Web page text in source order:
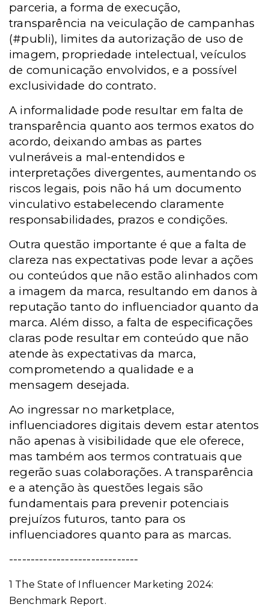
parceria, a forma de execução,
transparência na veiculação de campanhas
(#publi), limites da autorização de uso de
imagem, propriedade intelectual, veículos
de comunicação envolvidos, e a possível
exclusividade do contrato.
A informalidade pode resultar em falta de
transparência quanto aos termos exatos do
acordo, deixando ambas as partes
vulneráveis a mal-entendidos e
interpretações divergentes, aumentando os
riscos legais, pois não há um documento
vinculativo estabelecendo claramente
responsabilidades, prazos e condições.
Outra questão importante é que a falta de
clareza nas expectativas pode levar a ações
ou conteúdos que não estão alinhados com
a imagem da marca, resultando em danos à
reputação tanto do influenciador quanto da
marca. Além disso, a falta de especificações
claras pode resultar em conteúdo que não
atende às expectativas da marca,
comprometendo a qualidade e a
mensagem desejada.
Ao ingressar no marketplace,
influenciadores digitais devem estar atentos
não apenas à visibilidade que ele oferece,
mas também aos termos contratuais que
regerão suas colaborações. A transparência
e a atenção às questões legais são
fundamentais para prevenir potenciais
prejuízos futuros, tanto para os
influenciadores quanto para as marcas.
------------------------------
1 The State of Influencer Marketing 2024:
Benchmark Report.